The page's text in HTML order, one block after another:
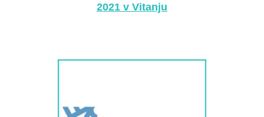
2021 v Vitanju